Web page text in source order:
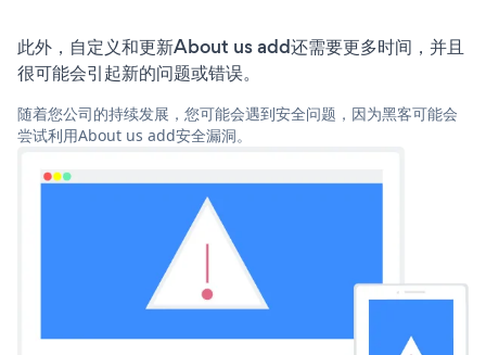
此外，自定义和更新About us add还需要更多时间，并且
很可能会引起新的问题或错误。
随着您公司的持续发展，您可能会遇到安全问题，因为黑客可能会
尝试利用About us add安全漏洞。